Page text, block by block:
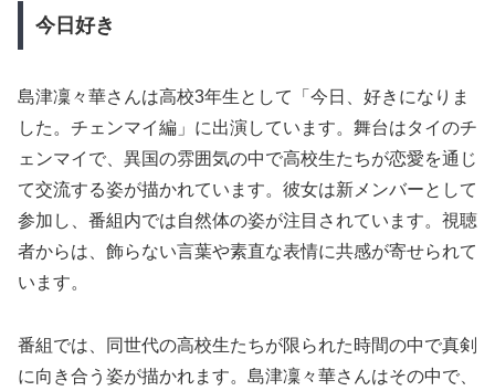
今日好き
島津凜々華さんは高校3年生として「今日、好きになりま
した。チェンマイ編」に出演しています。舞台はタイのチ
ェンマイで、異国の雰囲気の中で高校生たちが恋愛を通じ
て交流する姿が描かれています。彼女は新メンバーとして
参加し、番組内では自然体の姿が注目されています。視聴
者からは、飾らない言葉や素直な表情に共感が寄せられて
います。
番組では、同世代の高校生たちが限られた時間の中で真剣
に向き合う姿が描かれます。島津凜々華さんはその中で、